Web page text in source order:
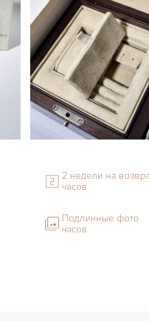
2 недели на
часов
Подлинные фото
часов